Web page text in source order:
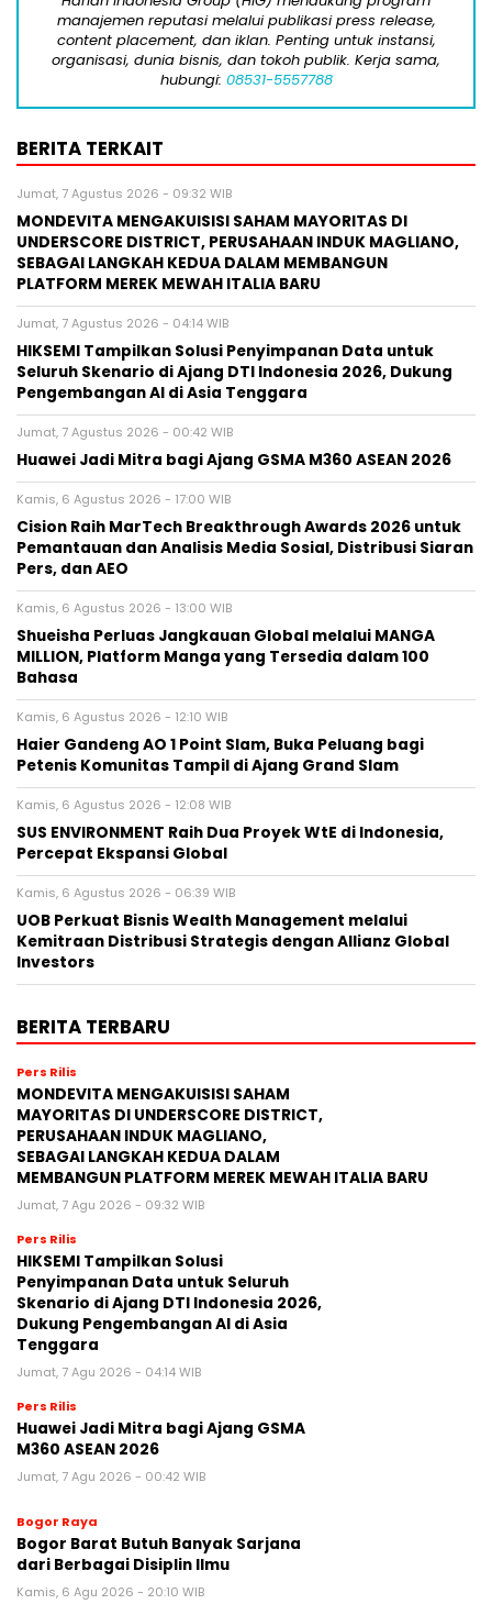
manajemen reputasi melalui publikasi press release,
content placement, dan iklan. Penting untuk instansi,
organisasi, dunia bisnis, dan tokoh publik. Kerja sama,
hubungi: 08531-5557788
BERITA TERKAIT
Jumat, 7 Agustus 2026 - 09:32 WIB
MONDEVITA MENGAKUISISI SAHAM MAYORITAS DI
UNDERSCORE DISTRICT, PERUSAHAAN INDUK MAGLIANO,
SEBAGAI LANGKAH KEDUA DALAM MEMBANGUN
PLATFORM MEREK MEWAH ITALIA BARU
Jumat, 7 Agustus 2026 - 04:14 WIB
HIKSEMI Tampilkan Solusi Penyimpanan Data untuk
Seluruh Skenario di Ajang DTI Indonesia 2026, Dukung
Pengembangan AI di Asia Tenggara
Jumat, 7 Agustus 2026 - 00:42 WIB
Huawei Jadi Mitra bagi Ajang GSMA M360 ASEAN 2026
Kamis, 6 Agustus 2026 - 17:00 WIB
Cision Raih MarTech Breakthrough Awards 2026 untuk
Pemantauan dan Analisis Media Sosial, Distribusi Siaran
Pers, dan AEO
Kamis, 6 Agustus 2026 - 13:00 WIB
Shueisha Perluas Jangkauan Global melalui MANGA
MILLION, Platform Manga yang Tersedia dalam 100
Bahasa
Kamis, 6 Agustus 2026 - 12:10 WIB
Haier Gandeng AO 1 Point Slam, Buka Peluang bagi
Petenis Komunitas Tampil di Ajang Grand Slam
Kamis, 6 Agustus 2026 - 12:08 WIB
SUS ENVIRONMENT Raih Dua Proyek WtE di Indonesia,
Percepat Ekspansi Global
Kamis, 6 Agustus 2026 - 06:39 WIB
UOB Perkuat Bisnis Wealth Management melalui
Kemitraan Distribusi Strategis dengan Allianz Global
Investors
BERITA TERBARU
Pers Rilis
MONDEVITA MENGAKUISISI SAHAM
MAYORITAS DI UNDERSCORE DISTRICT,
PERUSAHAAN INDUK MAGLIANO,
SEBAGAI LANGKAH KEDUA DALAM
MEMBANGUN PLATFORM MEREK MEWAH ITALIA BARU
Jumat, 7 Agu 2026 - 09:32 WIB
Pers Rilis
HIKSEMI Tampilkan Solusi
Penyimpanan Data untuk Seluruh
Skenario di Ajang DTI Indonesia 2026,
Dukung Pengembangan AI di Asia
Tenggara
Jumat, 7 Agu 2026 - 04:14 WIB
Pers Rilis
Huawei Jadi Mitra bagi Ajang GSMA
M360 ASEAN 2026
Jumat, 7 Agu 2026 - 00:42 WIB
Bogor Raya
Bogor Barat Butuh Banyak Sarjana
dari Berbagai Disiplin Ilmu
Kamis, 6 Agu 2026 - 20:10 WIB